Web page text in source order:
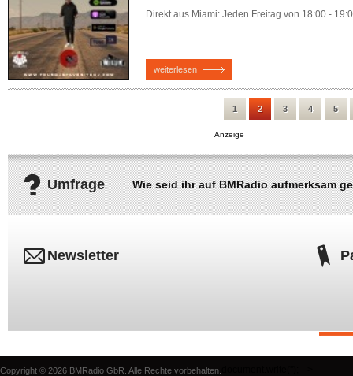
Direkt aus Miami: Jeden Freitag von 18:00 -
weiterlesen
1 2 3 4 5
Umfrage Wie seid ihr auf BMRadio aufmerksam
Newsletter
Copyright © 2026 BMRadio GbR. Alle Rechte vorbehalten.